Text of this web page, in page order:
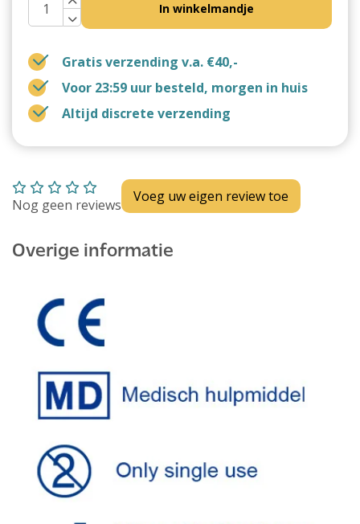
In winkelmandje
Gratis verzending v.a. €40,-
Voor 23:59 uur besteld, morgen in huis
Altijd discrete verzending
Nog geen reviews Voeg uw eigen review toe
Overige informatie